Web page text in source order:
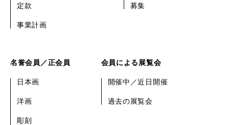
定款
事業計画
募集
名誉会員／正会員
日本画
洋画
彫刻
会員による展覧会
開催中／近日開催
過去の展覧会